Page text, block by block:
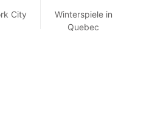
City
Winterspiele in
Quebec